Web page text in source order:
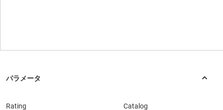
Rating Catalog